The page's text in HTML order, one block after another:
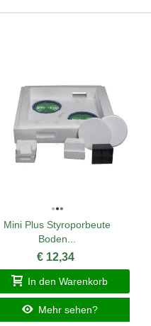
Mini Plus Styroporbeute
Boden...
€ 12,34
In den Warenkorb
Mehr sehen?